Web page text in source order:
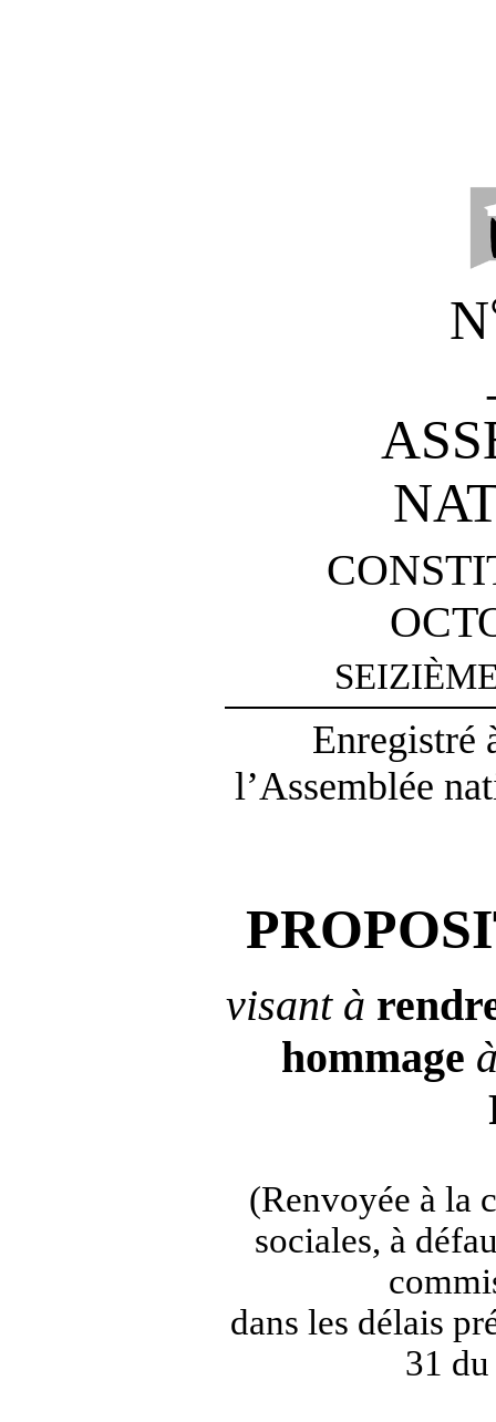
N
Enregistré
l’Assemblée
visant à
hommage
(Renvoyée à la
sociales, à
dans les délais
31